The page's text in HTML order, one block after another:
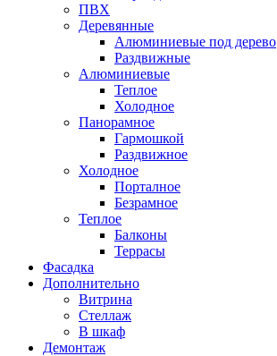
ПВХ
Деревянные
Алюминиевые под дерево
Раздвижные
Алюминиевые
Теплое
Холодное
Панорамное
Гармошкой
Раздвижное
Холодное
Порталное
Безрамное
Теплое
Балконы
Террасы
Фасадка
Дополнительно
Витрина
Стеллаж
В шкаф
Демонтаж